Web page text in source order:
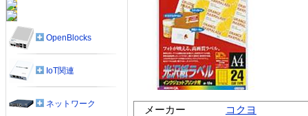
メーカー
コクヨ
OpenBlocks
IoT関連
ネットワーク